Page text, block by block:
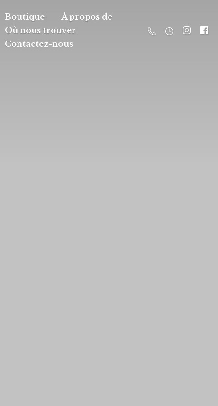
Boutique
À propos de
Où nous trouver
Contactez-nous